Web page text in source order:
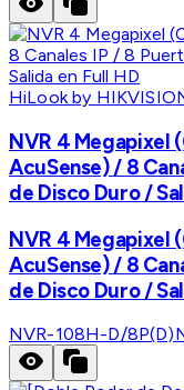
HiLook by
NVR 4 Megapixel
AcuSense) / 8
de Disco Duro /
NVR 4 Megapixel
AcuSense) / 8
de Disco Duro /
NVR-108H-D/8P(D)